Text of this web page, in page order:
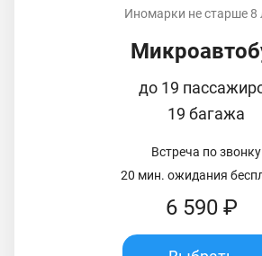
Иномарки не старше 8
до 19
19 багажа
Встреча по звонку
20 мин. ожидания
6 590 ₽